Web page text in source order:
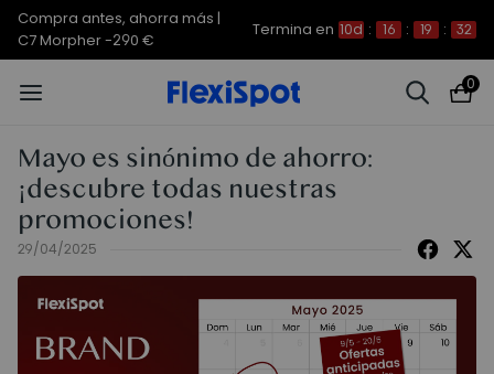
Compra antes, ahorra más | E7
Plus -200 €
Termina en 10d : 16 : 19 : 31
0
Mayo es sinónimo de ahorro:
¡descubre todas nuestras
promociones!
29/04/2025